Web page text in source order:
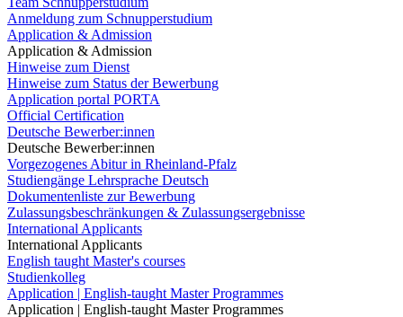
Anmeldung zum Schnupperstudium
Application & Admission
Application & Admission
Hinweise zum Dienst
Hinweise zum Status der Bewerbung
Application portal PORTA
Official Certification
Deutsche Bewerber:innen
Deutsche Bewerber:innen
Vorgezogenes Abitur in Rheinland-Pfalz
Studiengänge Lehrsprache Deutsch
Dokumentenliste zur Bewerbung
Zulassungsbeschränkungen & Zulassungsergebnisse
International Applicants
International Applicants
English taught Master's courses
Studienkolleg
Application | English-taught Master Programmes
Application | English-taught Master Programmes